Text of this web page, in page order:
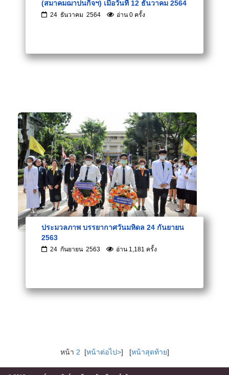
(สมาคมฌาปนกิจฯ) เมื่อวันที่ 12 ธันวาคม 2564
24 ธันวาคม 2564 อ่าน 0 ครั้ง
ประมวลภาพ บรรยากาศวันมหิดล 24 กันยายน
2563
24 กันยายน 2563 อ่าน 1,181 ครั้ง
หน้า 2 [หน้าต่อไป>] [หน้าสุดท้าย]